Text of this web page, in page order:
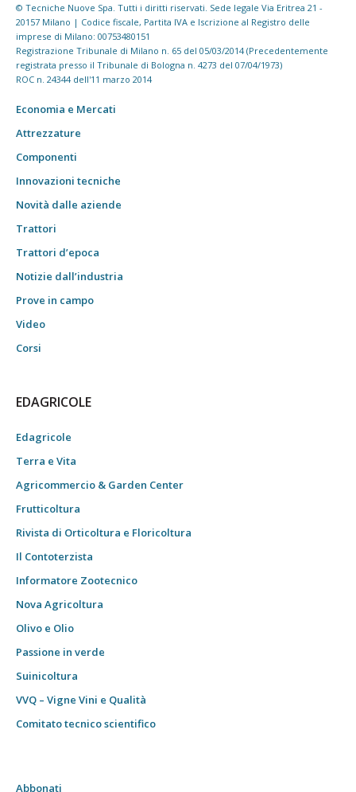
© Tecniche Nuove Spa. Tutti i diritti riservati. Sede legale Via Eritrea 21 -
20157 Milano | Codice fiscale, Partita IVA e Iscrizione al Registro delle
imprese di Milano: 00753480151
Registrazione Tribunale di Milano n. 65 del 05/03/2014 (Precedentemente
registrata presso il Tribunale di Bologna n. 4273 del 07/04/1973)
ROC n. 24344 dell'11 marzo 2014
Economia e Mercati
Attrezzature
Componenti
Innovazioni tecniche
Novità dalle aziende
Trattori
Trattori d’epoca
Notizie dall’industria
Prove in campo
Video
Corsi
EDAGRICOLE
Edagricole
Terra e Vita
Agricommercio & Garden Center
Frutticoltura
Rivista di Orticoltura e Floricoltura
Il Contoterzista
Informatore Zootecnico
Nova Agricoltura
Olivo e Olio
Passione in verde
Suinicoltura
VVQ – Vigne Vini e Qualità
Comitato tecnico scientifico
Abbonati